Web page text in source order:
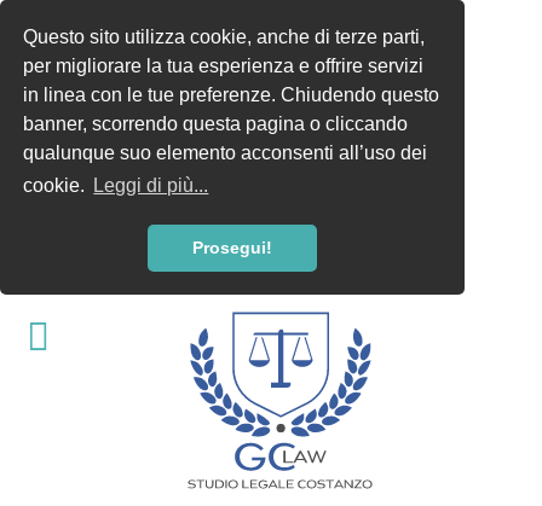
Questo sito utilizza cookie, anche di terze parti,
per migliorare la tua esperienza e offrire servizi
in linea con le tue preferenze. Chiudendo questo
banner, scorrendo questa pagina o cliccando
qualunque suo elemento acconsenti all’uso dei
cookie.
Leggi di più...
Prosegui!